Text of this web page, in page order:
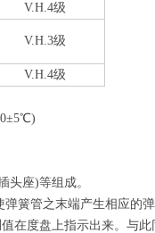
V.H.4级
V.H.3级
V.H.4级
℃)
头座)等组成。
弹簧管之末端产生相应
在度盘上指示出来。与